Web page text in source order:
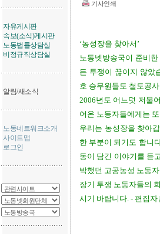
자유게시판
속보(소식)게시판
노동법률상담실
비정규직상담실
알림/새소식
노동네트워크소개
사이트맵
로그인
기사인쇄
‘농성장을 찾아서’
노동넷방송국이 준비
든 투쟁이 끊이지 않았
호 승무원들도 철도공
2006년도 어느덧 저물
어온 노동자들에게는
우리는 농성장을 찾아
한 부분이 되기도 합니
동이 담긴 이야기를 듣
박했던 고공농성 노동
장기 투쟁 노동자들의
시기 바랍니다. - 편집자